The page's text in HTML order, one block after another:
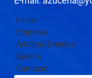
Inicio
Empresa
Artistas/Eventos
Galería
Contacto